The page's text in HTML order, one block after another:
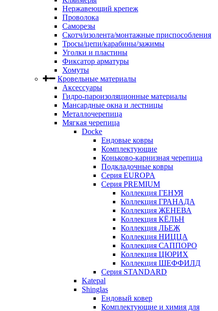
Нержавеющий крепеж
Проволока
Саморезы
Скотч/изолента/монтажные приспособления
Тросы/цепи/карабины/зажимы
Уголки и пластины
Фиксатор арматуры
Хомуты
Кровельные материалы
Аксессуары
Гидро-пароизоляционные материалы
Мансардные окна и лестницы
Металлочерепица
Мягкая черепица
Docke
Ендовые ковры
Комплектующие
Коньково-карнизная черепица
Подкладочные ковры
Серия EUROPA
Серия PREMIUM
Коллекция ГЕНУЯ
Коллекция ГРАНАДА
Коллекция ЖЕНЕВА
Коллекция КЁЛЬН
Коллекция ЛЬЕЖ
Коллекция НИЦЦА
Коллекция САППОРО
Коллекция ЦЮРИХ
Коллекция ШЕФФИЛД
Серия STANDARD
Katepal
Shinglas
Ендовый ковер
Комплектующие и химия для